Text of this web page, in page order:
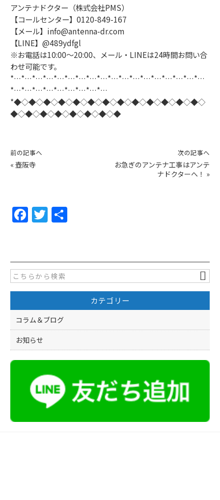
アンテナドクター（株式会社PMS）
【コールセンター】0120-849-167
【メール】info@antenna-dr.com
【LINE】@489ydfgl
※お電話は10:00〜20:00、メール・LINEは24時間お問い合
わせ可能です。
*…*…*…*…*…*…*…*…*…*…*…*…*…*…*…*…*…*…
*…*…*…*…*…*…*…*…*…
*◆◇◆◇◆◇◆◇◆◇◆◇◆◇◆◇◆◇◆◇◆◇◆◇◆◇
◆◇◆◇◆◇◆◇◆◇◆◇◆◇◆
前の記事へ
« 壺阪寺
次の記事へ
お急ぎのアンテナ工事はアンテ
ナドクターへ！ »
F
a
e
b
o
o
k
T
w
er
カテゴリー
コラム＆ブログ
お知らせ